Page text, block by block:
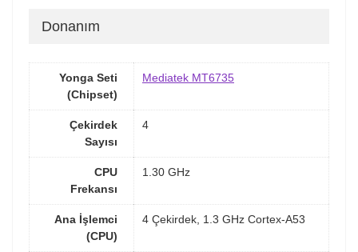
Donanım
Yonga Seti
(Chipset)
Mediatek MT6735
Çekirdek
Sayısı
4
CPU
Frekansı
1.30 GHz
Ana İşlemci
(CPU)
4 Çekirdek, 1.3 GHz Cortex-A53